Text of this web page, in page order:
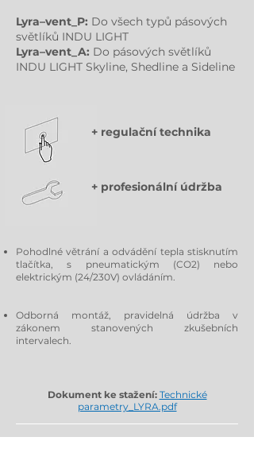
Lyra–vent_P: Do všech typů pásových
světlíků INDU LIGHT
Lyra–vent_A: Do pásových světlíků
INDU LIGHT Skyline, Shedline a Sideline
+ regulační technika
+ profesionální údržba
Pohodlné větrání a odvádění tepla stisknutím
tlačítka, s pneumatickým (CO2) nebo
elektrickým (24/230V) ovládáním.
Odborná montáž, pravidelná údržba v
zákonem stanovených zkušebních
intervalech.
Dokument ke stažení: Technické
parametry_LYRA.pdf